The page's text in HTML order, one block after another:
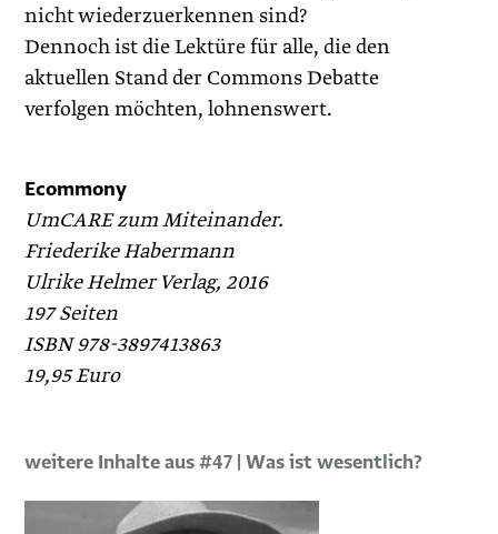
nicht wiederzuerkennen sind?
Dennoch ist die Lektüre für alle, die den
aktuellen Stand der Commons Debatte
verfolgen möchten, lohnenswert.
Ecommony
UmCARE zum Miteinander.
Friederike Habermann
Ulrike Helmer Verlag, 2016
197 Seiten
ISBN 978-3897413863
19,95 Euro
weitere Inhalte aus #47 | Was ist wesentlich?